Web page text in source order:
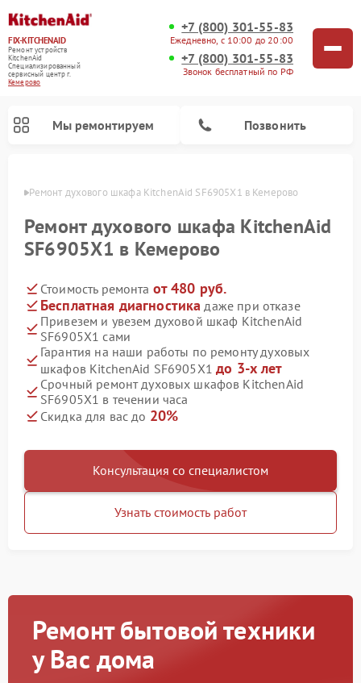
FIX-KITCHENAID
Ремонт устройств
KitchenAid
Специализированный
cервисный центр г.
Кемерово
+7 (800) 301-55-83
Ежедневно, с 10:00 до 20:00
+7 (800) 301-55-83
Звонок бесплатный по РФ
Мы ремонтируем Позвонить
Ремонт духового шкафа KitchenAid SF6905X1 в Кемерово
Ремонт духового шкафа KitchenAid
SF6905X1 в Кемерово
Стоимость ремонта от 480 руб.
Бесплатная диагностика даже при отказе
Привезем и увезем духовой шкаф KitchenAid
SF6905X1 сами
Гарантия на наши работы по ремонту духовых
шкафов KitchenAid SF6905X1до 3-х лет
Срочный ремонт духовых шкафов KitchenAid
SF6905X1 в течении часа
Скидка для вас до 20%
Консультация со специалистом
Узнать стоимость работ
Ремонт бытовой техники
у Вас дома